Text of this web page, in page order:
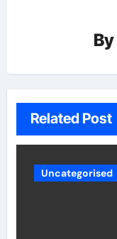
By
Related Post
Uncategorised